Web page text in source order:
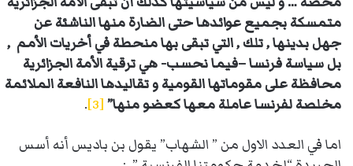
متمسكة بجميع عوائدها حتى الضارة منها الناشئة عن
جهل بدينها , تلك , التي تبقى بها منحطة في أخريات الأمم ,
بل سياسة فرنسا –فيما نحسب- هي ترقية الأمة الجزائرية
محافظة على مقوماتها القومية و تقاليدها النافعة الملائمة
مخلصة لفرنسا عاملة معها كعضو منها”[3]
.
اما في العدد الاول من ” الشهاب” يقول بن باديس أنه أسس